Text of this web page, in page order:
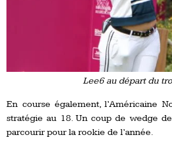
Lee6 au départ du
En course également, l’Américaine
stratégie au 18. Un coup de wedge
parcourir pour la rookie de l’année.